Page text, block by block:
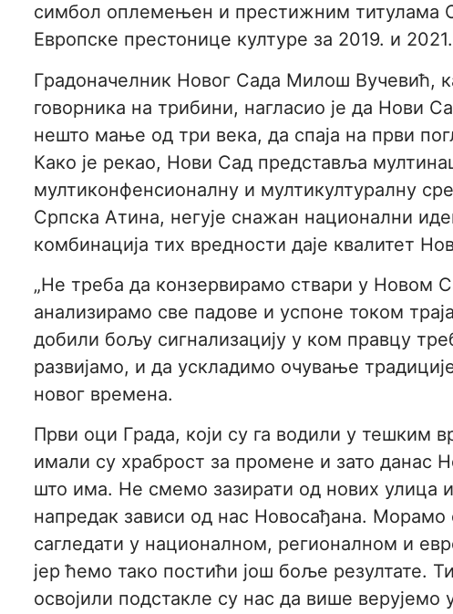
симбол оплемењен и престижним титулама
Европске престонице културе за 2019. и
Градоначелник Новог Сада Милош Вучевић,
говорника на трибини, нагласио је да Нови
нешто мање од три века, да спаја на први
Како је рекао, Нови Сад представља
мултиконфенсионалну и мултикултуралну
Српска Атина, негује снажан национални
комбинација тих вредности даје квалитет
„Не треба да конзервирамо ствари у Новом
анализирамо све падове и успоне током
добили бољу сигнализацију у ком правцу
развијамо, и да ускладимо очување
новог времена.
Први оци Града, који су га водили у тешким
имали су храброст за промене и зато данас
што има. Не смемо зазирати од нових улица и
напредак зависи од нас Новосађана. Морамо
сагледати у националном, регионалном и
јер ћемо тако постићи још боље резултате.
освојили подстакле су нас да више верујемо